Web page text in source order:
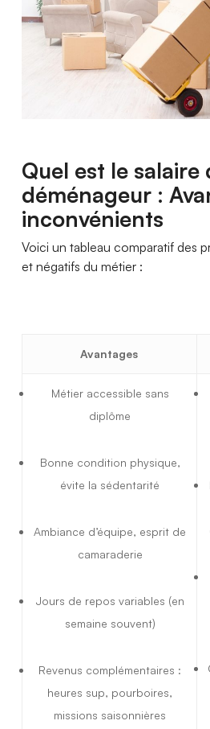
Quel est le salaire
déménageur :
inconvénients
Voici un tableau comparatif des
et négatifs du métier :
Avantages
Métier accessible sans
diplôme
Bonne condition physique,
évite la sédentarité
Ambiance d’équipe, esprit de
camaraderie
Jours de repos variables (en
semaine souvent)
Revenus complémentaires :
heures sup, pourboires,
missions saisonnières